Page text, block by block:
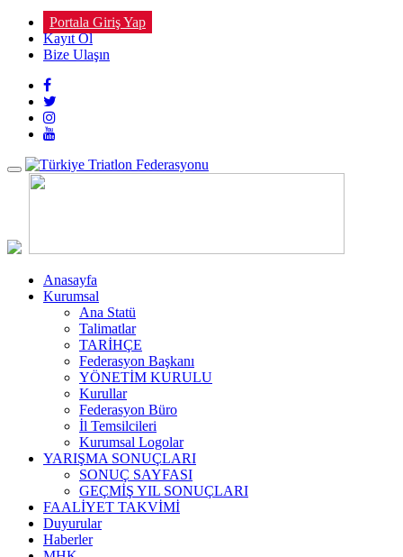
Portala Giriş Yap
Kayıt Ol
Bize Ulaşın
Toggle
navigation
Anasayfa
Kurumsal
Ana Statü
Talimatlar
TARİHÇE
Federasyon Başkanı
YÖNETİM KURULU
Kurullar
Federasyon Büro
İl Temsilcileri
Kurumsal Logolar
YARIŞMA SONUÇLARI
SONUÇ SAYFASI
GEÇMİŞ YIL SONUÇLARI
FAALİYET TAKVİMİ
Duyurular
Haberler